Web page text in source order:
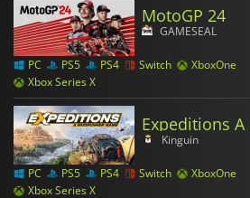
MotoGP 24
GAMESEAL
PC PS5 PS4 Switch
XboxOne
Xbox Series X
Kinguin
PC PS5 PS4 Switch
XboxOne
Xbox Series X